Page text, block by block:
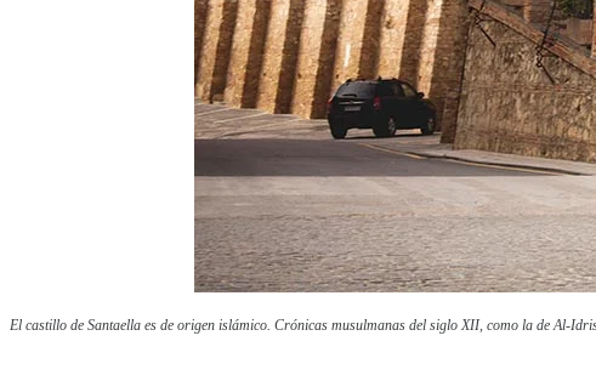
El castillo de Santaella es de origen islámico. Crónicas musulmanas del siglo XII, como la de Al-